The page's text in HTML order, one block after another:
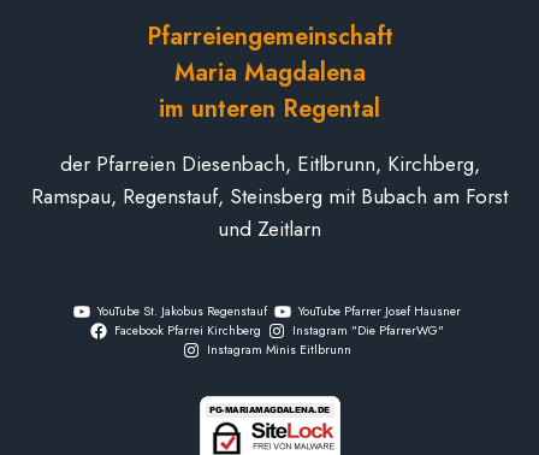
Pfarreiengemeinschaft
Maria Magdalena
im unteren Regental
der Pfarreien Diesenbach, Eitlbrunn, Kirchberg,
Ramspau, Regenstauf, Steinsberg mit Bubach am Forst
und Zeitlarn
YouTube St. Jakobus Regenstauf
YouTube Pfarrer Josef Hausner
Facebook Pfarrei Kirchberg
Instagram "Die PfarrerWG"
Instagram Minis Eitlbrunn